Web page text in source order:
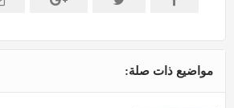
مواضيع ذات صلة: